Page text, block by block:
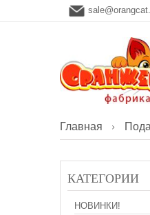
Главная
КАТЕГОРИИ
НОВИНКИ!